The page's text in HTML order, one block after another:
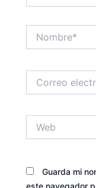
electrónico*
Guarda mi
este navegador